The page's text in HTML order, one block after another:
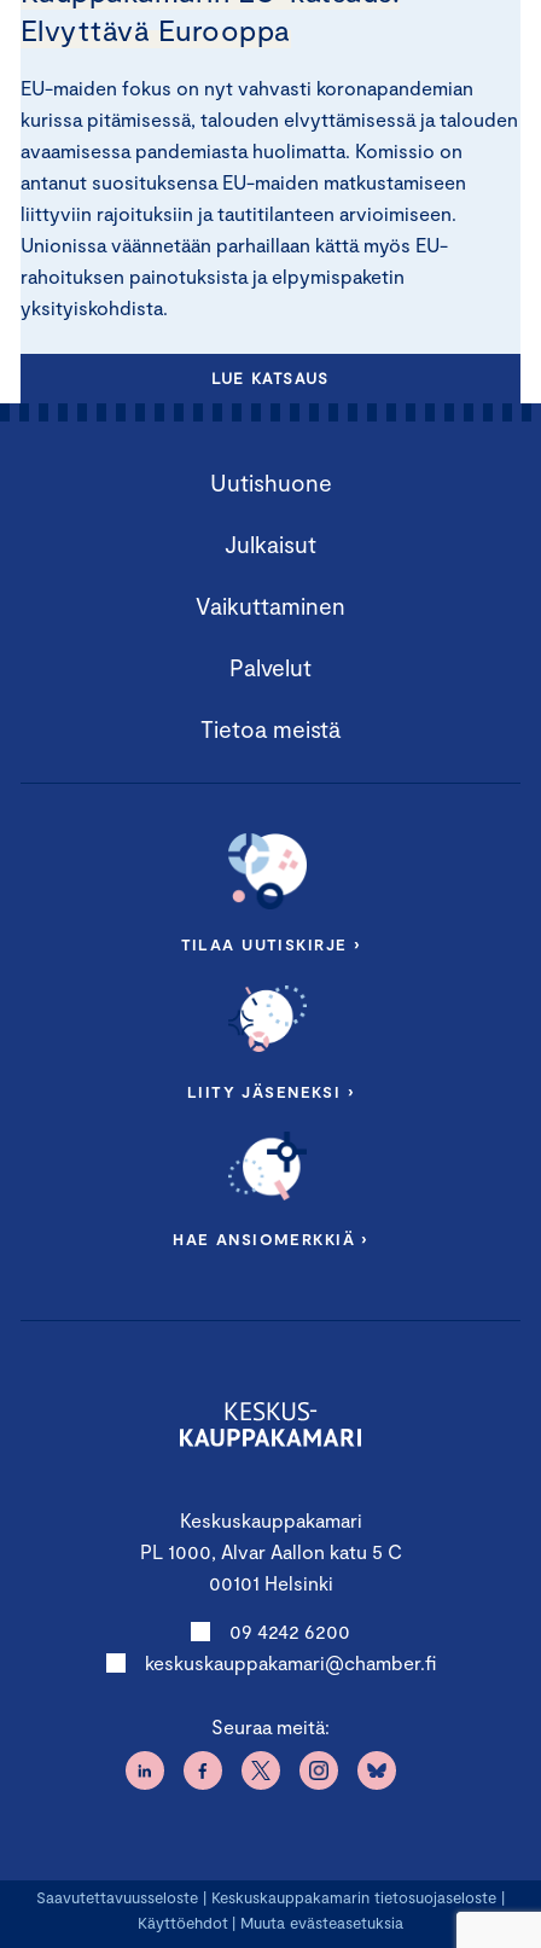
Elvyttävä Eurooppa
EU-maiden fokus on nyt vahvasti koronapandemian
kurissa pitämisessä, talouden elvyttämisessä ja talouden
avaamisessa pandemiasta huolimatta. Komissio on
antanut suosituksensa EU-maiden matkustamiseen
liittyviin rajoituksiin ja tautitilanteen arvioimiseen.
Unionissa väännetään parhaillaan kättä myös EU-
rahoituksen painotuksista ja elpymispaketin
yksityiskohdista.
LUE KATSAUS
Keskuskauppakamari
PL 1000, Alvar Aallon katu 5 C
00101 Helsinki
09 4242 6200
keskuskauppakamari@chamber.fi
Seuraa meitä:
Uutishuone
Julkaisut
Vaikuttaminen
Palvelut
Tietoa meistä
TILAA UUTISKIRJE ›
LIITY JÄSENEKSI ›
HAE ANSIOMERKKIÄ ›
Saavutettavuusseloste | Keskuskauppakamarin tietosuojaseloste |
Käyttöehdot | Muuta evästeasetuksia